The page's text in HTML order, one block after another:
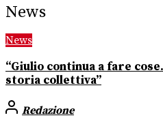
News
News
“Giulio continua a fare
storia collettiva”
Redazione